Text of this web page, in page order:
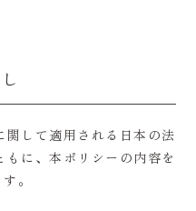
して適用される日本の法
に、本ポリシーの内容を
。